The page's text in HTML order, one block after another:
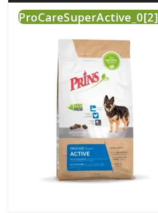
ProCareSuperActive_0[2]